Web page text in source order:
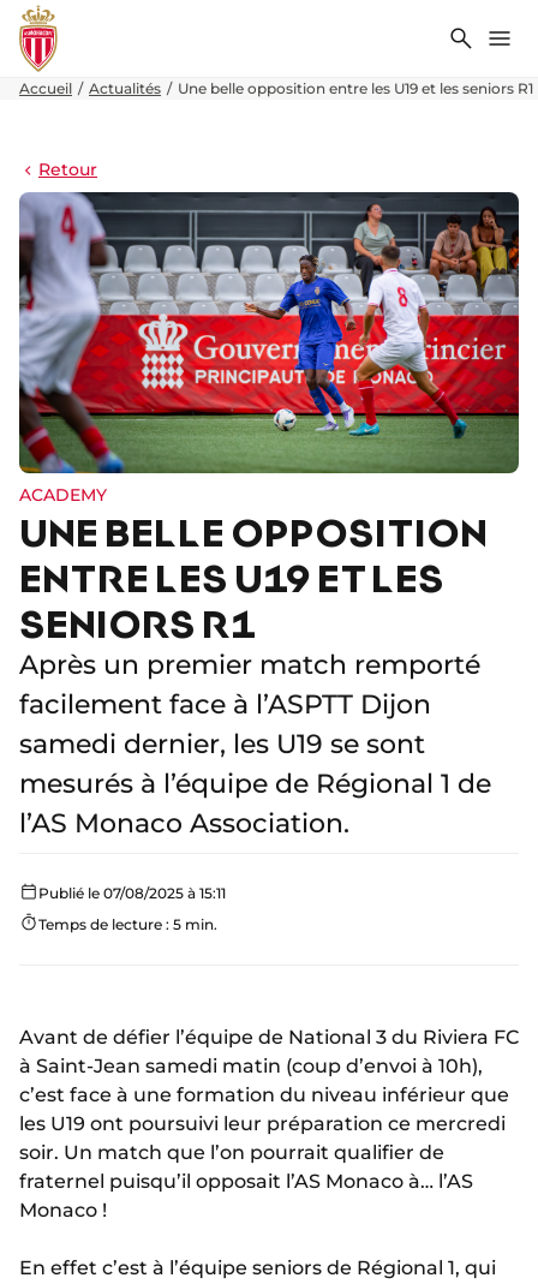
Accueil Actualités Une belle opposition entre les U19 et les seniors R1
Retour
ACADEMY
UNE BELLE OPPOSITION
ENTRE LES U19 ET LES
SENIORS R1
Après un premier match remporté
facilement face à l’ASPTT Dijon
samedi dernier, les U19 se sont
mesurés à l’équipe de Régional 1 de
l’AS Monaco Association.
Publié le 07/08/2025 à 15:11
Temps de lecture : 5 min.
Avant de défier l’équipe de National 3 du Riviera FC
à Saint-Jean samedi matin (coup d’envoi à 10h),
c’est face à une formation du niveau inférieur que
les U19 ont poursuivi leur préparation ce mercredi
soir. Un match que l’on pourrait qualifier de
fraternel puisqu’il opposait l’AS Monaco à… l’AS
Monaco !
En effet c’est à l’équipe seniors de Régional 1, qui